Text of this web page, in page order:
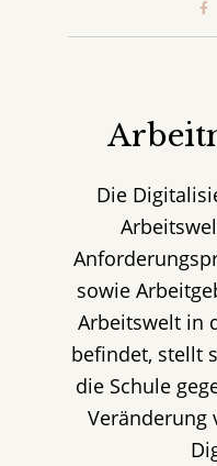
Die
sowie
Arbeitswelt in
befindet, stellt
die Schule
Veränderung